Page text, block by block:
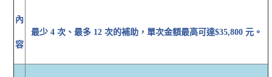
內
容
最少 4 次、最多 12 次的補助，單次金額最高可達$35,800 元。